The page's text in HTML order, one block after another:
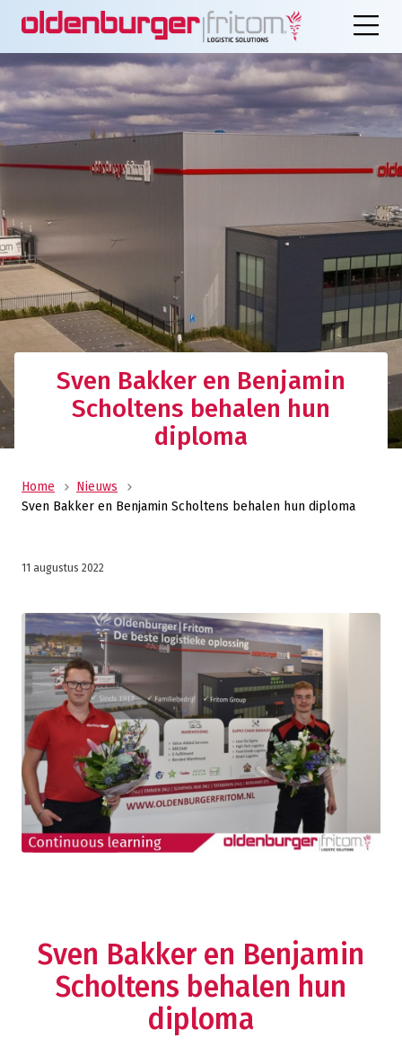
Sven Bakker en Benjamin
Scholtens behalen hun
diploma
Home
Nieuws
Sven Bakker en Benjamin Scholtens behalen hun diploma
11 augustus 2022
Sven Bakker en Benjamin
Scholtens behalen hun
diploma